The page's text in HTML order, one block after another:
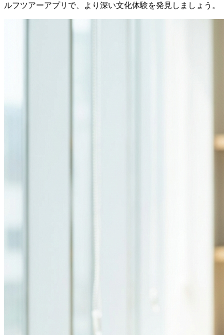
ルフツアーアプリで、より深い文化体験を発見しましょう。